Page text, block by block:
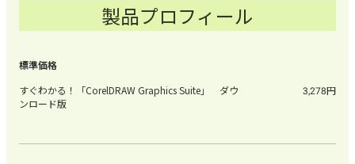
製品プロフィール
すぐわかる！「CorelDRAW Graphics Suite」 ダウ
ンロード版
3,278